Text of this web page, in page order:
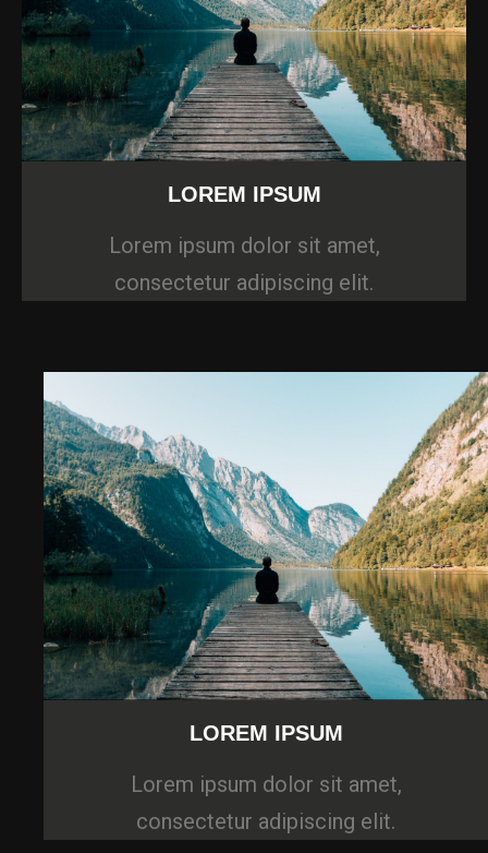
LOREM IPSUM
Lorem ipsum dolor sit amet,
consectetur adipiscing elit.
LOREM IPSUM
Lorem ipsum dolor sit amet,
consectetur adipiscing elit.